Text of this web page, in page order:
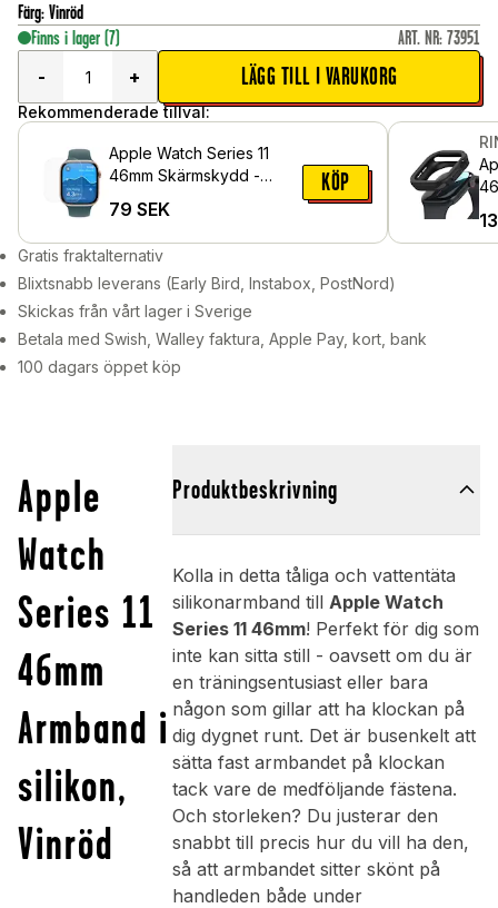
Färg: Vinröd
Finns i lager (7) ART. NR: 73951
-
+ LÄGG TILL I VARUKORG
Rekommenderade tillval:
Apple Watch Series 11
46mm Skärmskydd -
79 SEK
KÖP
Gratis fraktalternativ
Blixtsnabb leverans (Early Bird, Instabox, PostNord)
Skickas från vårt lager i Sverige
Betala med Swish, Walley faktura, Apple Pay, kort, bank
100 dagars öppet köp
Apple
Watch
Series 11
46mm
Armband i
silikon,
Vinröd
Produktbeskrivning
Kolla in detta tåliga och vattentäta
silikonarmband till Apple Watch
Series 11 46mm! Perfekt för dig som
inte kan sitta still - oavsett om du är
en träningsentusiast eller bara
någon som gillar att ha klockan på
dig dygnet runt. Det är busenkelt att
sätta fast armbandet på klockan
tack vare de medföljande fästena.
Och storleken? Du justerar den
snabbt till precis hur du vill ha den,
så att armbandet sitter skönt på
handleden både under